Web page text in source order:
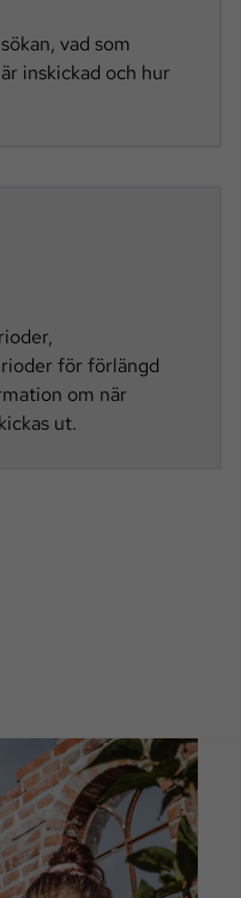
vad som
inskickad och hur
för förlängd
om när
ut.